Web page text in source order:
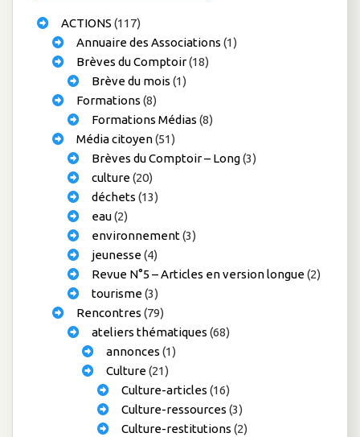
ACTIONS (117)
Annuaire des Associations (1)
Brèves du Comptoir(18)
Brève du mois (1)
Formations (8)
Formations Médias (8)
Média citoyen(51)
Brèves du Comptoir – Long(3)
culture(20)
déchets (13)
eau(2)
environnement(3)
jeunesse(4)
Revue N°5 – Articles en version longue(2)
tourisme(3)
Rencontres (79)
ateliers thématiques (68)
annonces (1)
Culture(21)
Culture-articles (16)
Culture-ressources (3)
Culture-restitutions (2)